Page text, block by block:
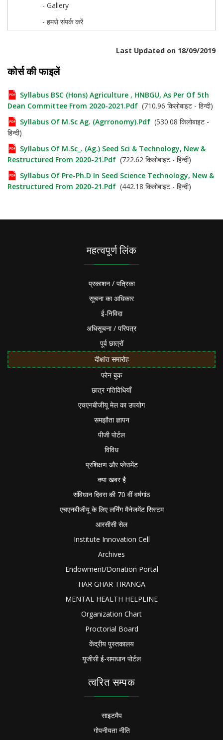
- Gallery
- हमसे संपर्क करें
Last Updated on 18/09/2019
कोर्स की फाइलें
Syllabus BSC (Hons) Agriculture , HNBGU, As Per Of 5th
Dean Committee From 2020-2021.pdf (710.96 किलोबाइट - हिन्दी)
Syllabus Of M.Sc Ag. (Agrronomy).pdf (530.08 किलोबाइट -
हिन्दी)
Syllabus Of M.Sc_. (Ag.) Seed Sci & Technology, New &
Restructured From 2020-21.pdf (722.62 किलोबाइट - हिन्दी)
Syllabus Of Pre-Ph.D In Seed Science Technology, New &
Restructured From 2020-21.pdf (442.18 किलोबाइट - हिन्दी)
महत्वपूर्ण लिंक
प्रकाशन / पत्रिका
सूचना का अधिकार
ई-निविदा
अधिसूचना / परिपत्र
पूर्व छात्रों
दीक्षांत समारोह
फोन बुक
छात्र गतिविधियाँ
एचएनबीजीयू मेल का उपयोग
समझौता ज्ञापन
पीजी पोर्टल
विविध
प्रशिक्षण और प्लेसमेंट
क्या खबर है
संविधान दिवस की 70 वीं वर्षगांठ
एचएनबीजीयू के लिए लर्निंग मैनेजमेंट सिस्टम
आरसीसी सेल
Institute Innovation Cell
Archives
Endowment/Donation Portal
HAR GHAR TIRANGA
MENTAL HEALTH HELPLINE
Organization Chart
Proctorial Board
केंद्रीय पुस्तकालय
यूजीसी ई-समाधान पोर्टल
त्वरित सम्पक
साइटमैप
गोपनीयता नीति